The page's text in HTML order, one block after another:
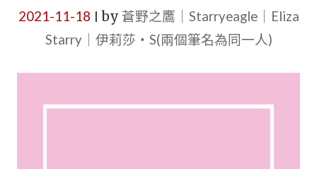
2021-11-18 by 蒼野之鷹｜Starryeagle｜Eliza
Starry｜伊莉莎・S(兩個筆名為同一人)